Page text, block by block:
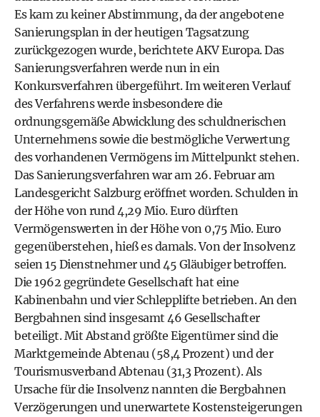
Es kam zu keiner Abstimmung, da der angebotene
Sanierungsplan in der heutigen Tagsatzung
zurückgezogen wurde, berichtete AKV Europa. Das
Sanierungsverfahren werde nun in ein
Konkursverfahren übergeführt. Im weiteren Verlauf
des Verfahrens werde insbesondere die
ordnungsgemäße Abwicklung des schuldnerischen
Unternehmens sowie die bestmögliche Verwertung
des vorhandenen Vermögens im Mittelpunkt stehen.
Das Sanierungsverfahren war am 26. Februar am
Landesgericht Salzburg eröffnet worden. Schulden in
der Höhe von rund 4,29 Mio. Euro dürften
Vermögenswerten in der Höhe von 0,75 Mio. Euro
gegenüberstehen, hieß es damals. Von der Insolvenz
seien 15 Dienstnehmer und 45 Gläubiger betroffen.
Die 1962 gegründete Gesellschaft hat eine
Kabinenbahn und vier Schlepplifte betrieben. An den
Bergbahnen sind insgesamt 46 Gesellschafter
beteiligt. Mit Abstand größte Eigentümer sind die
Marktgemeinde Abtenau (58,4 Prozent) und der
Tourismusverband Abtenau (31,3 Prozent). Als
Ursache für die Insolvenz nannten die Bergbahnen
Verzögerungen und unerwartete Kostensteigerungen